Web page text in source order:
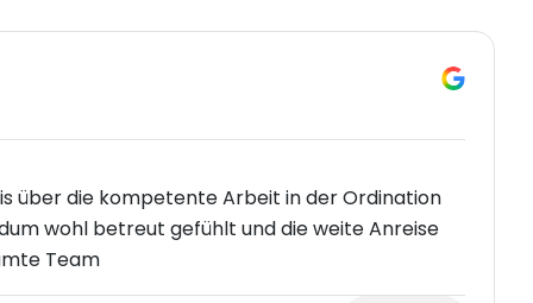
über die kompetente Arbeit in der Ordination
wohl betreut gefühlt und die weite Anreise
Team